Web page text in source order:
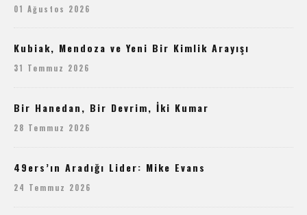
01 Ağustos 2026
Kubiak, Mendoza ve Yeni Bir Kimlik Arayışı
31 Temmuz 2026
Bir Hanedan, Bir Devrim, İki Kumar
28 Temmuz 2026
49ers’ın Aradığı Lider: Mike Evans
24 Temmuz 2026